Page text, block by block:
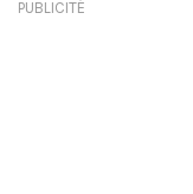
PUBLICITÉ